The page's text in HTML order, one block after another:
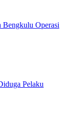
Bengkulu Operasi
Pelaku